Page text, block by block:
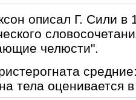
описал Г. Сили в
челюсти".
тела оценивается